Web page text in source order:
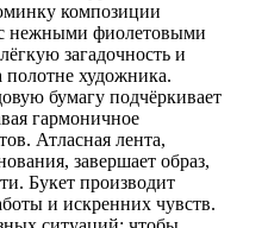
композиции
нежными фиолетовыми
загадочность и
художника.
бумагу подчёркивает
гармоничное
Атласная лента,
завершает образ,
Букет производит
и искренних чувств.